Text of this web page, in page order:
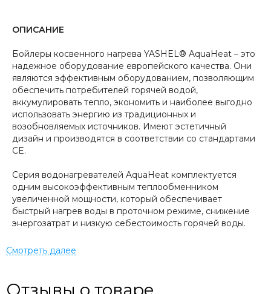
ОПИСАНИЕ
Бойлеры косвенного нагрева YASHEL® AquaHeat – это
надежное оборудование европейского качества. Они
являются эффективным оборудованием, позволяющим
обеспечить потребителей горячей водой,
аккумулировать тепло, экономить и наиболее выгодно
использовать энергию из традиционных и
возобновляемых источников. Имеют эстетичный
дизайн и производятся в соответствии со стандартами
CE.
Серия водонагревателей AquaHeat комплектуется
одним высокоэффективным теплообменником
увеличенной мощности, который обеспечивает
быстрый нагрев воды в проточном режиме, снижение
энергозатрат и низкую себестоимость горячей воды.
Внутренняя поверхность бойлеров покрывается
обеспечивает коррозионную защиту, гигиеничность и
Отзывы о товаре